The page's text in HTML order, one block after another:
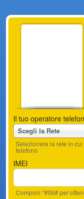
Il tuo operatore
Scegli la Rete
Selezionare la rete in
telefono
IMEI
Componi *#06# per